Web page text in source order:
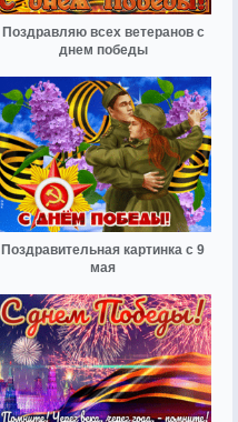
Поздравляю всех ветеранов с
днем победы
Поздравительная картинка с 9
мая